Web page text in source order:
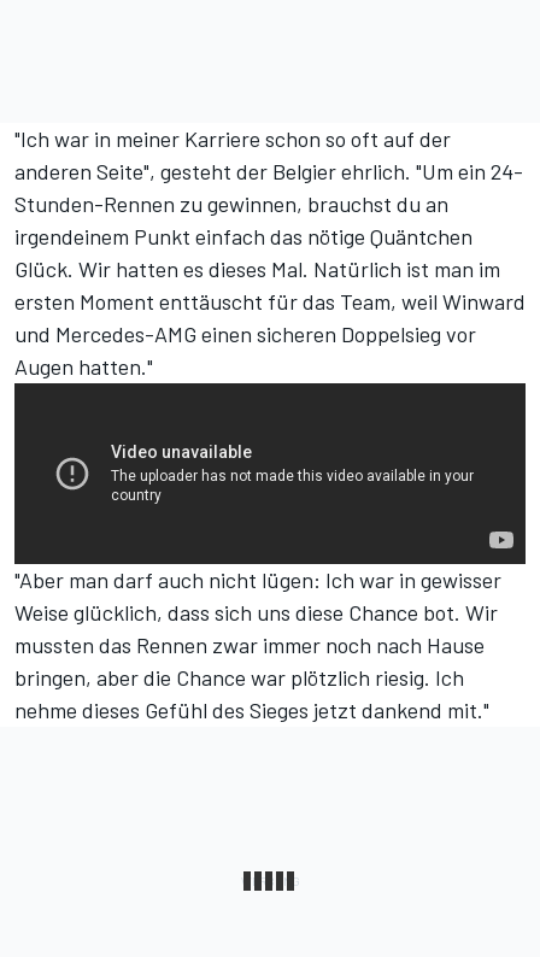
"Ich war in meiner Karriere schon so oft auf der
anderen Seite", gesteht der Belgier ehrlich. "Um ein 24-
Stunden-Rennen zu gewinnen, brauchst du an
irgendeinem Punkt einfach das nötige Quäntchen
Glück. Wir hatten es dieses Mal. Natürlich ist man im
ersten Moment enttäuscht für das Team, weil Winward
und Mercedes-AMG einen sicheren Doppelsieg vor
Augen hatten."
"Aber man darf auch nicht lügen: Ich war in gewisser
Weise glücklich, dass sich uns diese Chance bot. Wir
mussten das Rennen zwar immer noch nach Hause
bringen, aber die Chance war plötzlich riesig. Ich
nehme dieses Gefühl des Sieges jetzt dankend mit."